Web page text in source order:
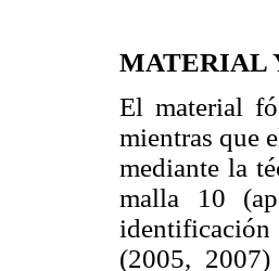
MATERIAL
El material
mientras que
mediante la
malla 10
(2005,